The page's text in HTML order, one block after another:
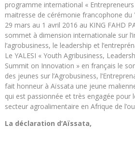
programme international «
maitresse de cérémonie francophone du
29 mars au 1 avril 2016 au KING FAHD
sommet à dimension internationale sur
l’agrobusiness, le leadership et
Le YALESI « Youth Agribusiness,
Summit on Innovation » en français le
des jeunes sur l’Agrobusiness,
fait honneur à Aïssata une jeune
qui est passionnée et très engagée pour
secteur agroalimentaire en Afrique de
La déclaration d’Aïssata,